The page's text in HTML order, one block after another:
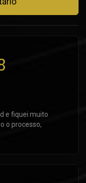
e fiquei muito
o processo,